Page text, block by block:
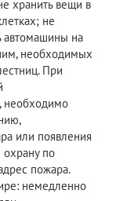
хранить вещи в
не
автомашины на
необходимых
При
необходимо
или появления
по
пожара.
немедленно